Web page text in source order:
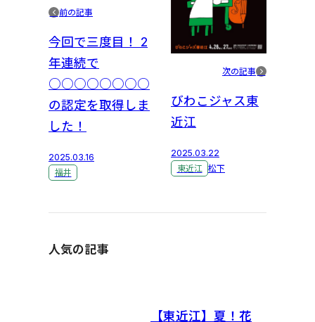
前の記事
今回で三度目！ 2
年連続で
○○○○○○○○
の認定を取得しま
した！
2025.03.16
福井
次の記事
びわこジャス東
近江
2025.03.22
東近江 松下
人気の記事
【東近江】夏！花